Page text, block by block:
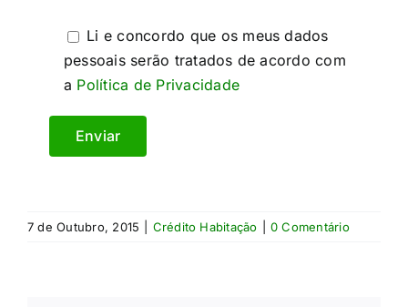
Li e concordo que os meus dados
pessoais serão tratados de acordo com
a Política de Privacidade
7 de Outubro, 2015 Crédito Habitação 0 Comentário